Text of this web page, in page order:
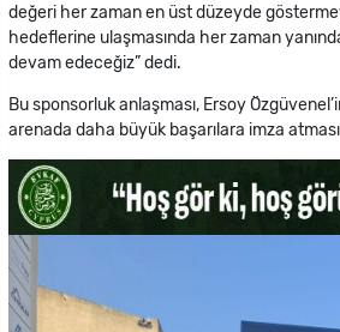
değeri her zaman en üst düzeyde
hedeflerine ulaşmasında her zaman
devam edeceğiz” dedi.
Bu sponsorluk anlaşması, Ersoy
arenada daha büyük başarılara imza